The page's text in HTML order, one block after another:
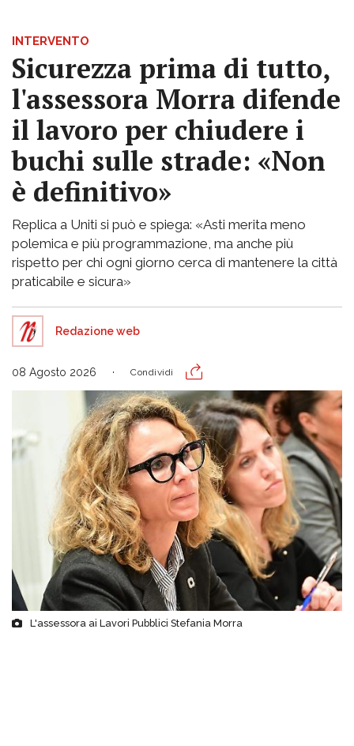
INTERVENTO
Sicurezza prima di tutto,
l'assessora Morra difende
il lavoro per chiudere i
buchi sulle strade: «Non
è definitivo»
Replica a Uniti si può e spiega: «Asti merita meno
polemica e più programmazione, ma anche più
rispetto per chi ogni giorno cerca di mantenere la città
praticabile e sicura»
Redazione web
08 Agosto 2026 Condividi
L'assessora ai Lavori Pubblici Stefania Morra